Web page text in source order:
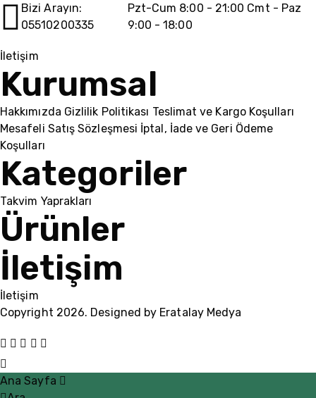
Bizi Arayın:
05510200335
Pzt-Cum 8:00 - 21:00 Cmt - Paz
9:00 - 18:00
İletişim
Kurumsal
Hakkımızda Gizlilik Politikası Teslimat ve Kargo Koşulları
Mesafeli Satış Sözleşmesi İptal, İade ve Geri Ödeme
Koşulları
Kategoriler
Takvim Yaprakları
Ürünler
İletişim
İletişim
Copyright 2026. Designed by Eratalay Medya
Ana Sayfa